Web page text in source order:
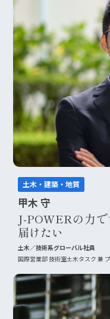
土木・建築・地質
甲木 守
J-POWERの力
届けたい
土木／技術系グローバル社員
国際営業部 技術室土木タスク 兼